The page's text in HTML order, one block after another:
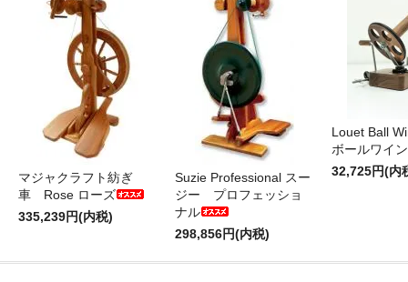
マジャクラフト紡ぎ
車 Rose ローズ
335,239円(内税)
Suzie Professional スー
ジー プロフェッショ
ナル
298,856円(内税)
Louet Ball
ボールワイ
32,725円(内